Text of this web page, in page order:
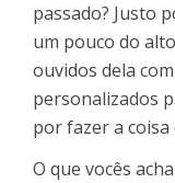
passado? Justo
um pouco do
ouvidos dela
personalizados
por fazer a coisa
O que vocês